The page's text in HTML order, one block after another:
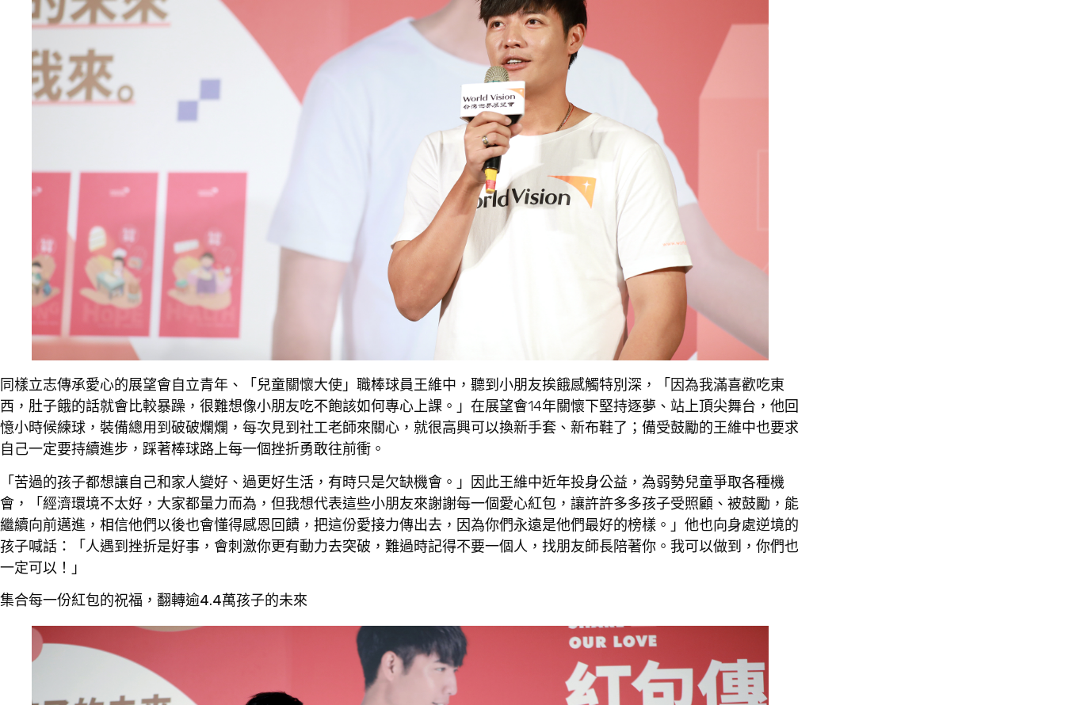
同樣立志傳承愛心的展望會自立青年、「兒童關懷大使」職棒球員王維中，聽到小朋友挨餓感觸特別深，「因為我滿喜歡吃東
西，肚子餓的話就會比較暴躁，很難想像小朋友吃不飽該如何專心上課。」在展望會14年關懷下堅持逐夢、站上頂尖舞台，他回
憶小時候練球，裝備總用到破破爛爛，每次見到社工老師來關心，就很高興可以換新手套、新布鞋了；備受鼓勵的王維中也要求
自己一定要持續進步，踩著棒球路上每一個挫折勇敢往前衝。
「苦過的孩子都想讓自己和家人變好、過更好生活，有時只是欠缺機會。」因此王維中近年投身公益，為弱勢兒童爭取各種機
會，「經濟環境不太好，大家都量力而為，但我想代表這些小朋友來謝謝每一個愛心紅包，讓許許多多孩子受照顧、被鼓勵，能
繼續向前邁進，相信他們以後也會懂得感恩回饋，把這份愛接力傳出去，因為你們永遠是他們最好的榜樣。」他也向身處逆境的
孩子喊話：「人遇到挫折是好事，會刺激你更有動力去突破，難過時記得不要一個人，找朋友師長陪著你。我可以做到，你們也
一定可以！」
集合每一份紅包的祝福，翻轉逾4.4萬孩子的未來